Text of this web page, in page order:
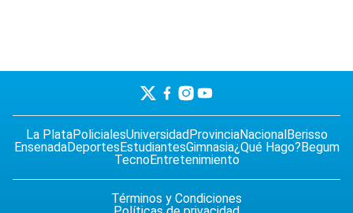
La PlataPolicialesUniversidadProvinciaNacionalBerisso
EnsenadaDeportesEstudiantesGimnasia¿Qué Hago?Begum
TecnoEntretenimiento
Términos y Condiciones